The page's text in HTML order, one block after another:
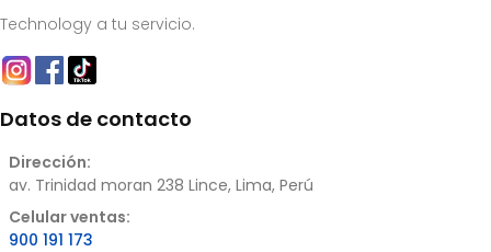
Technology a tu servicio.
Datos de contacto
Dirección:
av. Trinidad moran 238 Lince, Lima, Perú
Celular ventas:
900 191 173